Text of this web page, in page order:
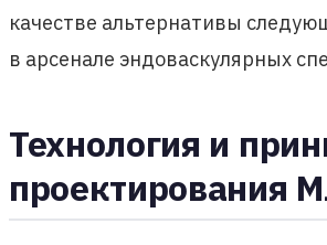
качестве альтернативы
в арсенале эндоваскулярных
Технология и
проектирования